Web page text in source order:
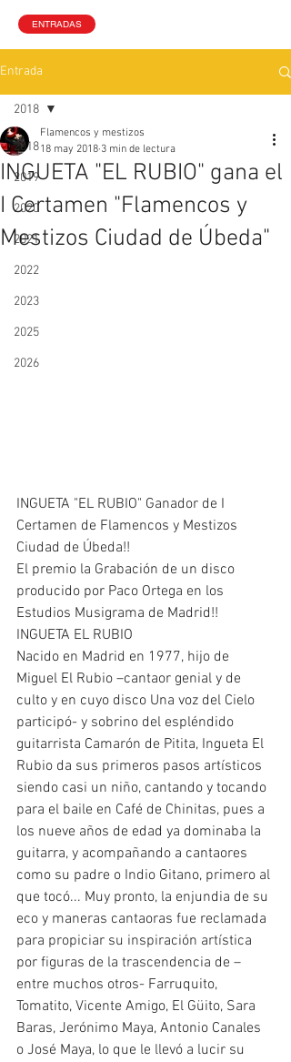
ENTRADAS
Entrada
2018
2019
2020
2021
2022
2023
2025
2026
2018
INGUETA "EL RUBIO" gana el
I Certamen "Flamencos y
Mestizos Ciudad de Úbeda"
Flamencos y mestizos
18 may 2018 3 min de lectura
INGUETA "EL RUBIO" Ganador de I
Certamen de Flamencos y Mestizos
Ciudad de Úbeda!!
El premio la Grabación de un disco
producido por Paco Ortega en los
Estudios Musigrama de Madrid!!
INGUETA EL RUBIO
Nacido en Madrid en 1977, hijo de
Miguel El Rubio –cantaor genial y de
culto y en cuyo disco Una voz del Cielo
participó- y sobrino del espléndido
guitarrista Camarón de Pitita, Ingueta El
Rubio da sus primeros pasos artísticos
siendo casi un niño, cantando y tocando
para el baile en Café de Chinitas, pues a
los nueve años de edad ya dominaba la
guitarra, y acompañando a cantaores
como su padre o Indio Gitano, primero al
que tocó... Muy pronto, la enjundia de su
eco y maneras cantaoras fue reclamada
para propiciar su inspiración artística
por figuras de la trascendencia de –
entre muchos otros- Farruquito,
Tomatito, Vicente Amigo, El Güito, Sara
Baras, Jerónimo Maya, Antonio Canales
o José Maya, lo que le llevó a lucir su